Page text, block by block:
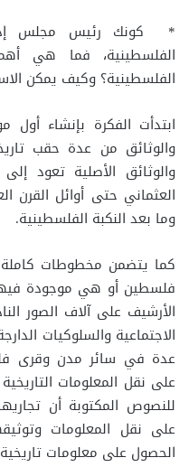
* كونك رئيس مجلس
الفلسطينية، فما هي
الفلسطينية؟ وكيف يمكن
ابتدأت الفكرة بإنشاء أول
والوثائق من عدة حقب
والوثائق الأصلية تعود
العثماني حتى أوائل القرن
وما بعد النكبة الفلسطينية.
كما يتضمن مخطوطات
فلسطين أو هي موجودة
الأرشيف على آلاف الصور
الاجتماعية والسلوكيات
عدة في سائر مدن وقرى
على نقل المعلومات
للنصوص المكتوبة أن
على نقل المعلومات
الحصول على معلومات